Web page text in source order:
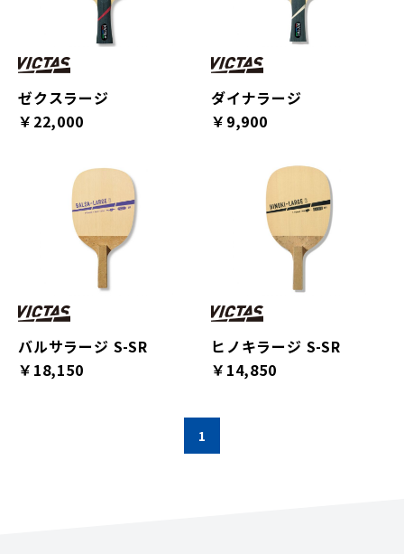
ゼクスラージ
￥22,000
ダイナラージ
￥9,900
バルサラージ S-SR
￥18,150
ヒノキラージ S-SR
￥14,850
1